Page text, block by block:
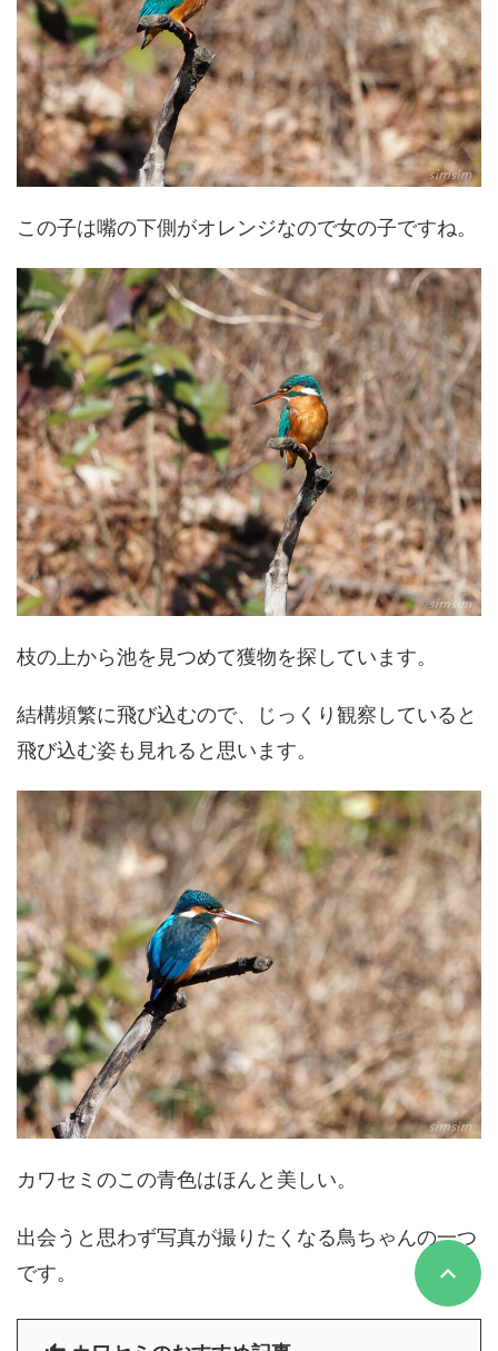
この子は嘴の下側がオレンジなので女の子ですね。
枝の上から池を見つめて獲物を探しています。
結構頻繁に飛び込むので、じっくり観察していると
飛び込む姿も見れると思います。
カワセミのこの青色はほんと美しい。
出会うと思わず写真が撮りたくなる鳥ちゃんの一つ
です。